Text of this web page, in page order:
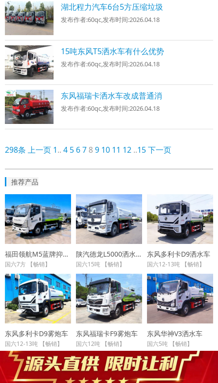
湖北程力汽车6台5方压缩垃圾
发布作者:60qc,发布时间:2026.04.18
15吨东风T5洒水车有什么优势
发布作者:60qc,发布时间:2026.04.18
东风福瑞卡洒水车改成普通消
发布作者:60qc,发布时间:2026.04.18
298条 上一页 1.. 4 5 67 89 10 11 12 ..15下一页
推荐产品
福田领航M5蓝牌抑尘车
国六7方 【畅销】
陕汽德龙L5000洒水车
国六15吨 【畅销】
东风多利卡D9洒水车
国六12-13吨 【畅销】
东风多利卡D9雾炮车
国六12-13吨 【畅销】
东风福瑞卡F9雾炮车
国六12吨 【畅销】
东风华神V3洒水车
国六5吨 【畅销】